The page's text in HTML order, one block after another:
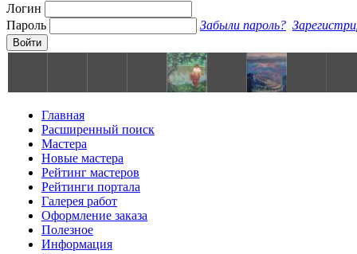
Логин
Пароль
Забыли пароль?
Войти
Главная
Расширенный поиск
Мастера
Новые мастера
Рейтинг мастеров
Рейтинги портала
Галерея работ
Оформление заказа
Полезное
Информация